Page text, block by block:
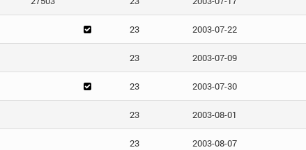
23 2003-07-22
23 2003-07-09
23 2003-07-30
23 2003-08-01
23 2003-08-07